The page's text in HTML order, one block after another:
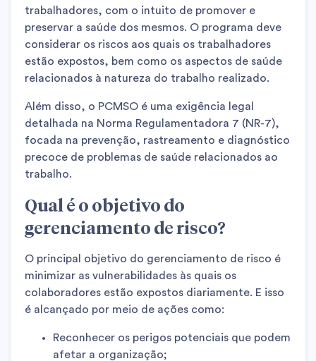
trabalhadores, com o intuito de promover e
preservar a saúde dos mesmos. O programa deve
considerar os riscos aos quais os trabalhadores
estão expostos, bem como os aspectos de saúde
relacionados à natureza do trabalho realizado.
Além disso, o PCMSO é uma exigência legal
detalhada na Norma Regulamentadora 7 (NR-7),
focada na prevenção, rastreamento e diagnóstico
precoce de problemas de saúde relacionados ao
trabalho.
Qual é o objetivo do
gerenciamento de risco?
O principal objetivo do gerenciamento de risco é
minimizar as vulnerabilidades às quais os
colaboradores estão expostos diariamente. E isso
é alcançado por meio de ações como:
Reconhecer os perigos potenciais que podem
afetar a organização;